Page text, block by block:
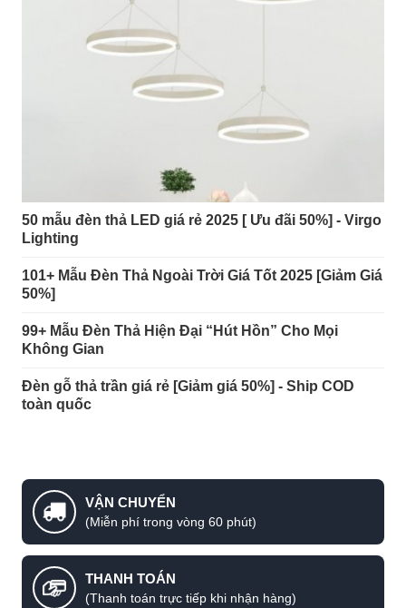
50 mẫu đèn thả LED giá rẻ 2025 [ Ưu đãi 50%] - Virgo
Lighting
101+ Mẫu Đèn Thả Ngoài Trời Giá Tốt 2025 [Giảm Giá
50%]
99+ Mẫu Đèn Thả Hiện Đại “Hút Hồn” Cho Mọi
Không Gian
Đèn gỗ thả trần giá rẻ [Giảm giá 50%] - Ship COD
toàn quốc
VẬN CHUYỂN
(Miễn phí trong vòng 60 phút)
THANH TOÁN
(Thanh toán trực tiếp khi nhận hàng)